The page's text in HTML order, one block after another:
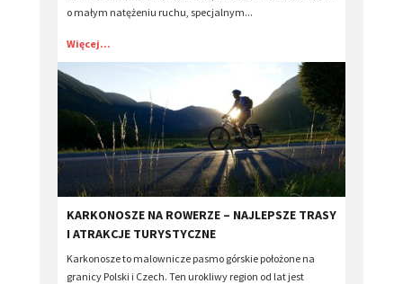
o małym natężeniu ruchu, specjalnym...
Więcej...
​KARKONOSZE NA ROWERZE – NAJLEPSZE TRASY
I ATRAKCJE TURYSTYCZNE
Karkonosze to malownicze pasmo górskie położone na
granicy Polski i Czech. Ten urokliwy region od lat jest